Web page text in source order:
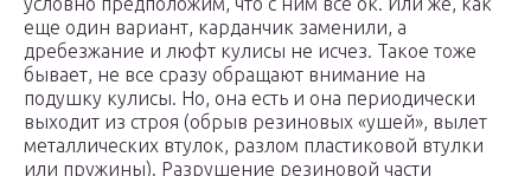
еще один вариант, карданчик заменили, а
дребезжание и люфт кулисы не исчез. Такое тоже
бывает, не все сразу обращают внимание на
подушку кулисы. Но, она есть и она периодически
выходит из строя (обрыв резиновых «ушей», вылет
металлических втулок, разлом пластиковой втулки
или пружины). Разрушение резиновой части